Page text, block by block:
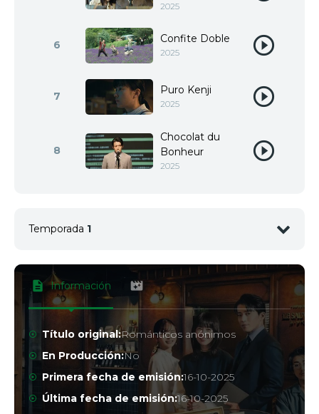
2025
6 Confite Doble
2025
7 Puro Kenji
2025
8
Chocolat du
Bonheur
2025
Temporada 1
1
Arcoíris
2025
Trufa Yuzu
2025
3
Wasabi en
Soie
2025
Información
Título original:Románticos anónimos
En Producción:No
Primera fecha de emisión:16-10-2025
Última fecha de emisión:16-10-2025